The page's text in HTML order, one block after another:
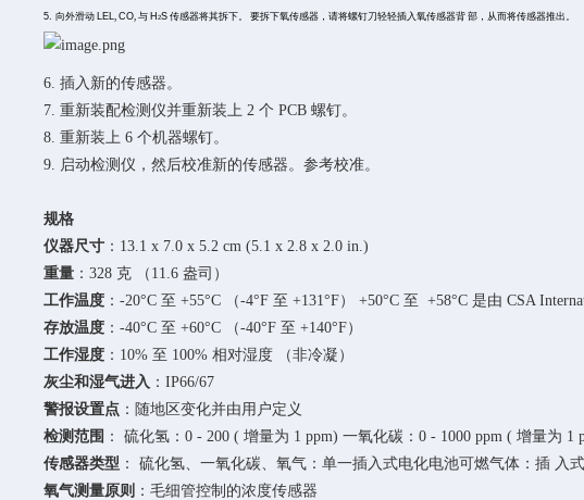
5.向外滑动 LEL,CO, 与 H2S 传感器将其拆下。要拆下氧传感器，请将螺钉刀轻轻插入氧传感器背部，从而将传感器推出。
6. 插入新的传感器。
7. 重新装配检测仪并重新装上 2 个 PCB 螺钉。
8. 重新装上 6 个机器螺钉。
9. 启动检测仪，然后校准新的传感器。参考校准。
规格
仪器尺寸 ：13.1 x 7.0 x 5.2 cm (5.1 x 2.8 x 2.0 in.)
重量 ：328 克 （11.6 盎司）
工作温度 ：-20°C 至 +55°C （-4°F 至 +131°F） +50°C 至 +58°C 是由 CSA
存放温度 ：-40°C 至 +60°C （-40°F 至 +140°F）
工作湿度 ：10% 至 100% 相对湿度 （非冷凝）
灰尘和湿气进入 ：IP66/67
警报设置点 ：随地区变化并由用户定义
检测范围 ： 硫化氢：0 - 200 ( 增量为 1 ppm) 一氧化碳：0 - 1000 ppm ( 增量
传感器类型 ： 硫化氢、一氧化碳、氧气：单一插入式电化电池可燃气体：插 入
氧气测量原则 ：毛细管控制的浓度传感器